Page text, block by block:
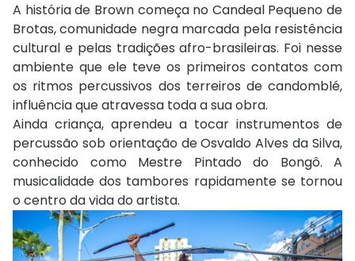
A história de Brown começa no Candeal Pequeno de
Brotas, comunidade negra marcada pela resistência
cultural e pelas tradições afro-brasileiras. Foi nesse
ambiente que ele teve os primeiros contatos com
os ritmos percussivos dos terreiros de candomblé,
influência que atravessa toda a sua obra.
Ainda criança, aprendeu a tocar instrumentos de
percussão sob orientação de Osvaldo Alves da Silva,
conhecido como Mestre Pintado do Bongô. A
musicalidade dos tambores rapidamente se tornou
o centro da vida do artista.